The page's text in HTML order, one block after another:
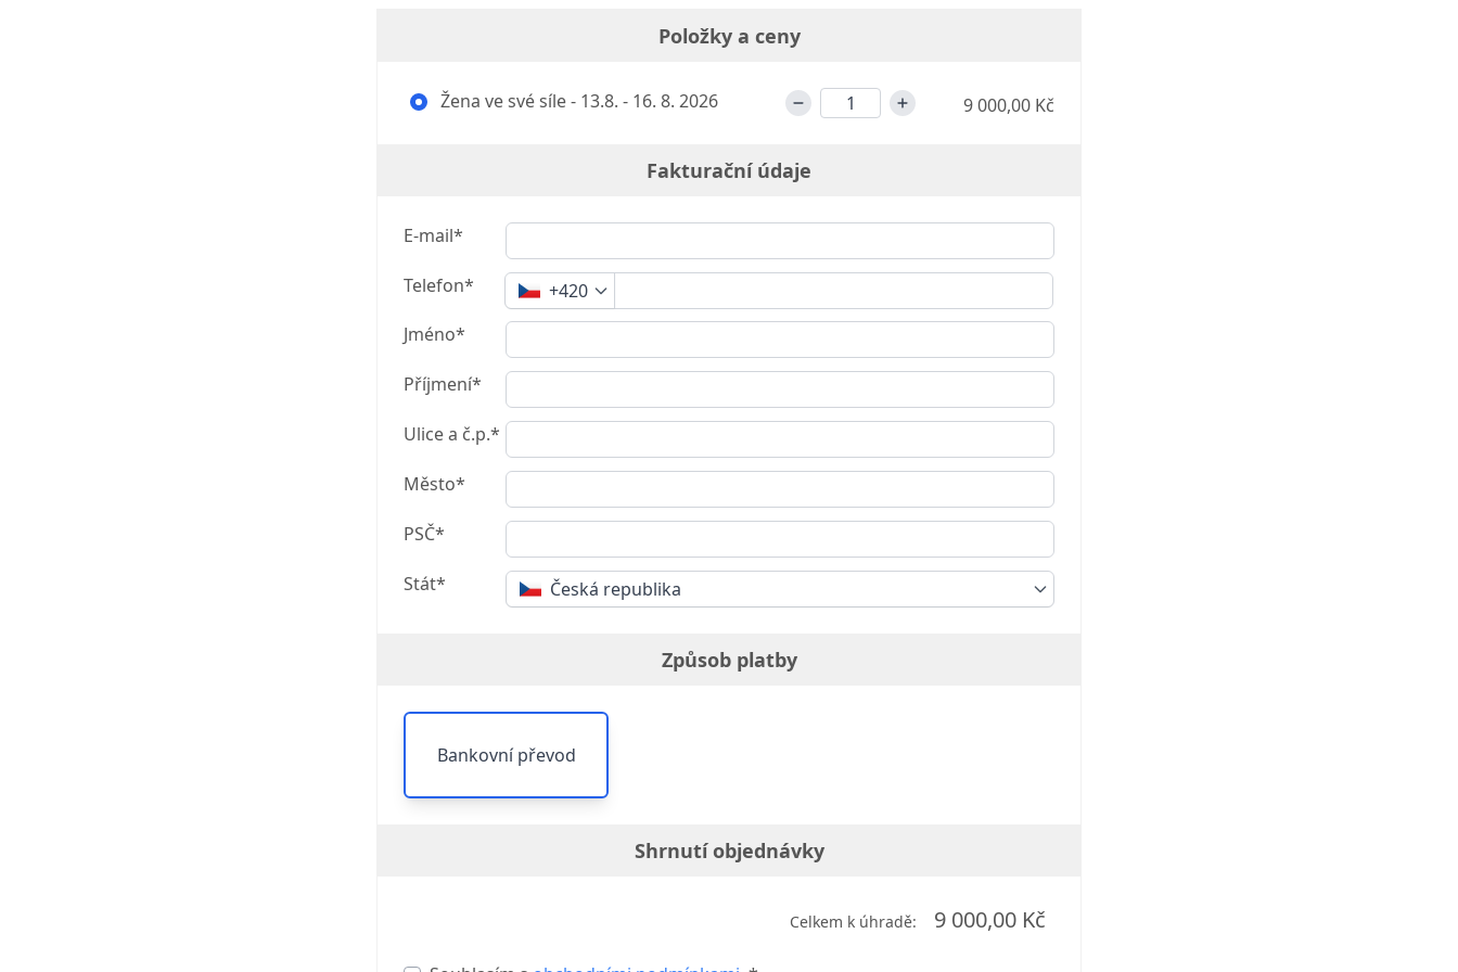
Položky a ceny
Žena ve své síle - 13.8. - 16. 8. 2026 9 000,00 Kč
Fakturační údaje
E-mail*
Telefon*
+420
Jméno*
Příjmení*
Ulice a č.p.*
Město*
PSČ*
Stát* Česká republika
Způsob platby
Bankovní převod
Shrnutí objednávky
Celkem k úhradě: 9 000,00 Kč